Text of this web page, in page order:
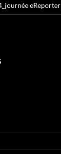
eReporter